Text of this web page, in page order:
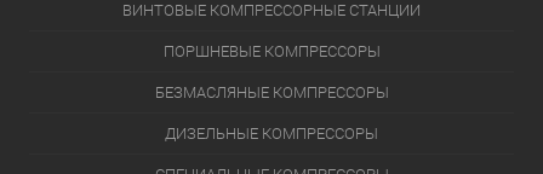
ВИНТОВЫЕ КОМПРЕССОРНЫЕ СТАНЦИИ
ПОРШНЕВЫЕ КОМПРЕССОРЫ
БЕЗМАСЛЯНЫЕ КОМПРЕССОРЫ
ДИЗЕЛЬНЫЕ КОМПРЕССОРЫ